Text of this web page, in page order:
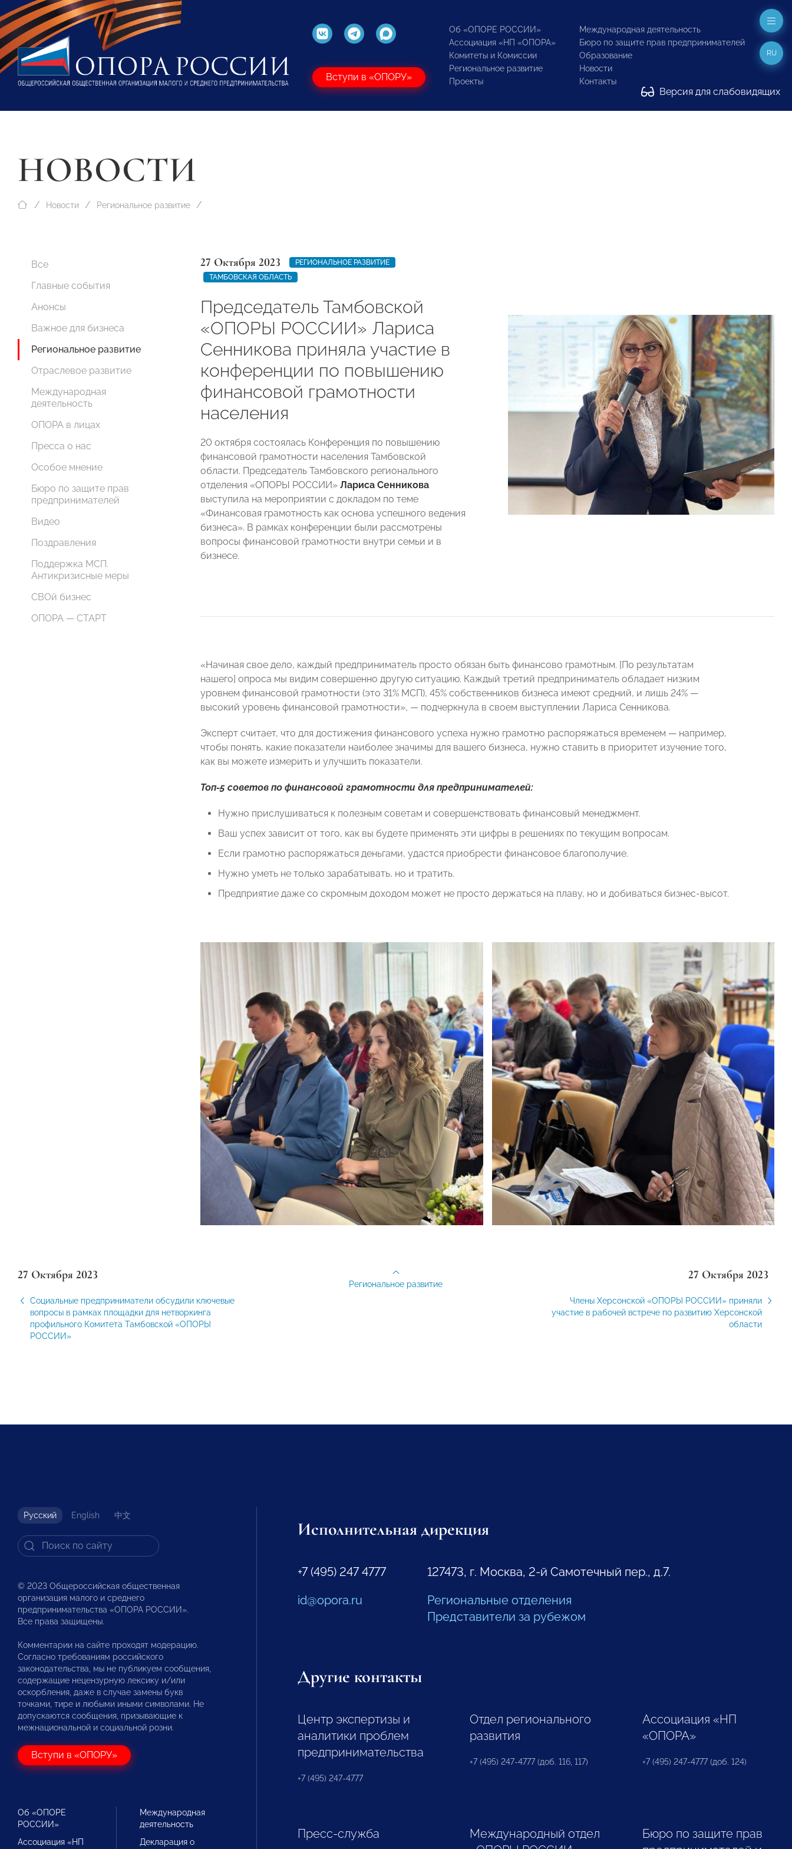
Вступи в «ОПОРУ»
Об «ОПОРЕ РОССИИ»
Ассоциация «НП «ОПОРА»
Комитеты и Комиссии
Региональное развитие
Проекты
Международная деятельность
Бюро по защите прав предпринимателей
Образование
Новости
Контакты
Версия для слабовидящих
RU
НОВОСТИ
Новости Региональное развитие
Все
Главные события
Анонсы
Важное для бизнеса
Региональное развитие
Отраслевое развитие
Международная
деятельность
ОПОРА в лицах
Пресса о нас
Особое мнение
Бюро по защите прав
предпринимателей
Видео
Поздравления
Поддержка МСП.
Антикризисные меры
СВОй бизнес
ОПОРА — СТАРТ
27 Октября 2023
РЕГИОНАЛЬНОЕ РАЗВИТИЕ
ТАМБОВСКАЯ ОБЛАСТЬ
Председатель Тамбовской
«ОПОРЫ РОССИИ» Лариса
Сенникова приняла участие в
конференции по повышению
финансовой грамотности
населения
20 октября состоялась Конференция по повышению
финансовой грамотности населения Тамбовской
области. Председатель Тамбовского регионального
отделения «ОПОРЫ РОССИИ» Лариса Сенникова
выступила на мероприятии с докладом по теме
«Финансовая грамотность как основа успешного ведения
бизнеса». В рамках конференции были рассмотрены
вопросы финансовой грамотности внутри семьи и в
бизнесе.
«Начиная свое дело, каждый предприниматель просто обязан быть финансово грамотным. [По результатам
нашего] опроса мы видим совершенно другую ситуацию. Каждый третий предприниматель обладает низким
уровнем финансовой грамотности (это 31% МСП), 45% собственников бизнеса имеют средний, и лишь 24% —
высокий уровень финансовой грамотности», — подчеркнула в своем выступлении Лариса Сенникова.
Эксперт считает, что для достижения финансового успеха нужно грамотно распоряжаться временем — например,
чтобы понять, какие показатели наиболее значимы для вашего бизнеса, нужно ставить в приоритет изучение того,
как вы можете измерить и улучшить показатели.
Топ-5 советов по финансовой грамотности для предпринимателей:
Нужно прислушиваться к полезным советам и совершенствовать финансовый менеджмент.
Ваш успех зависит от того, как вы будете применять эти цифры в решениях по текущим вопросам.
Если грамотно распоряжаться деньгами, удастся приобрести финансовое благополучие.
Нужно уметь не только зарабатывать, но и тратить.
Предприятие даже со скромным доходом может не просто держаться на плаву, но и добиваться бизнес-высот.
27 Октября 2023
Социальные предприниматели обсудили ключевые
вопросы в рамках площадки для нетворкинга
профильного Комитета Тамбовской «ОПОРЫ
РОССИИ»
27 Октября 2023
Члены Херсонской «ОПОРЫ РОССИИ» приняли
участие в рабочей встрече по развитию Херсонской
области
Региональное развитие
Русский English 中文
© 2023 Общероссийская общественная
организация малого и среднего
предпринимательства «ОПОРА РОССИИ».
Все права защищены.
Комментарии на сайте проходят модерацию.
Согласно требованиям российского
законодательства, мы не публикуем сообщения,
содержащие нецензурную лексику и/или
оскорбления, даже в случае замены букв
точками, тире и любыми иными символами. Не
допускаются сообщения, призывающие к
межнациональной и социальной розни.
Вступи в «ОПОРУ»
Об «ОПОРЕ
РОССИИ»
Ассоциация «НП
Международная
деятельность
Декларация о
Исполнительная дирекция
+7 (495) 247 4777
id@opora.ru
127473, г. Москва, 2-й Самотечный пер., д.7.
Региональные отделения
Представители за рубежом
Другие контакты
Центр экспертизы и
аналитики проблем
предпринимательства
+7 (495) 247-4777
Отдел регионального
развития
+7 (495) 247-4777 (доб. 116, 117)
Ассоциация «НП
«ОПОРА»
+7 (495) 247-4777 (доб. 124)
Пресс-служба
Международный отдел
Бюро по защите прав